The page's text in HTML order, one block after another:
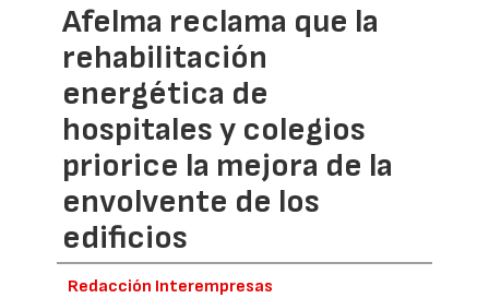
Afelma reclama que la
rehabilitación
energética de
hospitales y colegios
priorice la mejora de la
envolvente de los
edificios
Redacción Interempresas